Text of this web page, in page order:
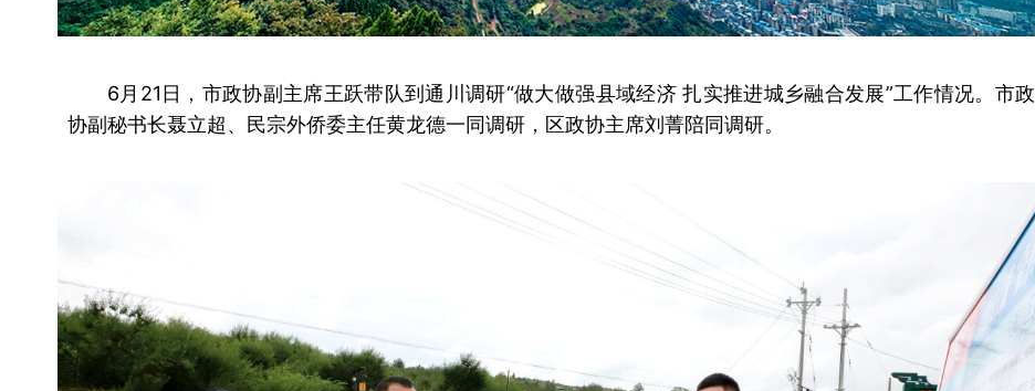
6月21日，市政协副主席王跃带队到通川调研“做大做强县域经济 扎实推进城乡融合发展”工作情况。市政
协副秘书长聂立超、民宗外侨委主任黄龙德一同调研，区政协主席刘菁陪同调研。